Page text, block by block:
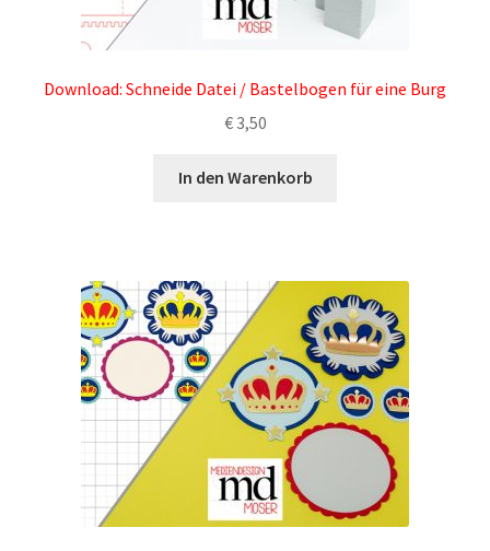
Allgemeine Geschäftsbedingungen
Datenschutzerklärung
Info bezüglich Stammkundenrabatt / YouTube
Mitgliedschaft
Kontakt
Living Earth – Das Manifest der neuen Erde
Lizenzbedingungen für unsere Downloadprodukte
Download: Schneide Datei / Bastelbogen für eine Burg
€3,50
In den Warenkorb